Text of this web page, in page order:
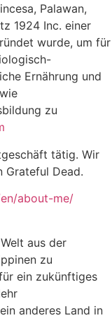
Palawan,
1924 Inc. einer
wurde, um für
Ernährung und
zu
tätig. Wir
Grateful Dead.
about-me/
aus der
zu
ein zukünftiges
anderes Land in